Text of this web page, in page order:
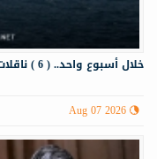
خلال أسبوع واحد.. ( 6 ) ناقلات نفط تغادر مضيق هرمز
Aug 07 2026